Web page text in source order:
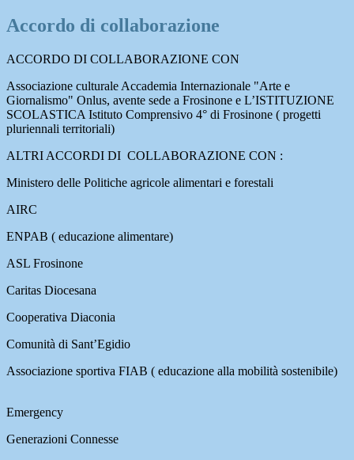
Accordo di collaborazione
ACCORDO DI COLLABORAZIONE CON
Associazione culturale Accademia Internazionale "Arte e
Giornalismo" Onlus, avente sede a Frosinone e L’ISTITUZIONE
SCOLASTICA Istituto Comprensivo 4° di Frosinone ( progetti
pluriennali territoriali)
ALTRI ACCORDI DI COLLABORAZIONE CON :
Ministero delle Politiche agricole alimentari e forestali
AIRC
ENPAB ( educazione alimentare)
ASL Frosinone
Caritas Diocesana
Cooperativa Diaconia
Comunità di Sant’Egidio
Associazione sportiva FIAB ( educazione alla mobilità sostenibile)
Emergency
Generazioni Connesse